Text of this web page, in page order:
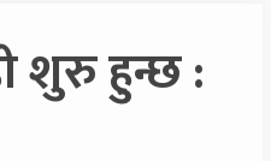
शुरु हुन्छ :